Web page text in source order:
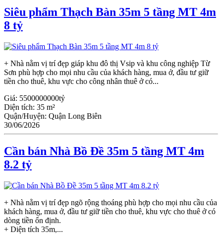
Siêu phẩm Thạch Bàn 35m 5 tầng MT 4m
8 tỷ
+ Nhà nằm vị trí đẹp giáp khu đô thị Vsip và khu công nghiệp Từ
Sơn phù hợp cho mọi nhu cầu của khách hàng, mua ở, đầu tư giữ
tiền cho thuê, khu vực cho công nhân thuê ở có...
Giá: 5500000000tỷ
Diện tích: 35 m²
Quận/Huyện: Quận Long Biên
30/06/2026
Cần bán Nhà Bồ Đề 35m 5 tầng MT 4m
8.2 tỷ
+ Nhà nằm vị trí đẹp ngõ rộng thoáng phù hợp cho mọi nhu cầu của
khách hàng, mua ở, đầu tư giữ tiền cho thuê, khu vực cho thuê ở có
dòng tiền ổn định.
+ Diện tích 35m,...